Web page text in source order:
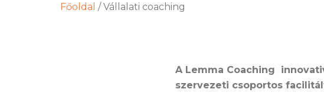
Főoldal / Vállalati coaching
A Lemma Coaching
szervezeti csoportos